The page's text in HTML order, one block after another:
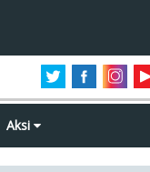
Aksi